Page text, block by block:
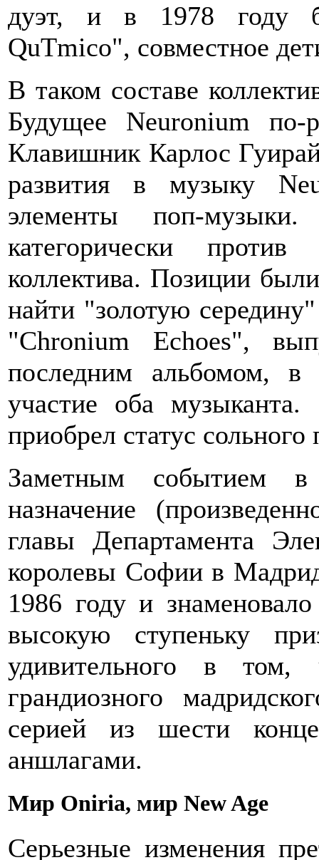
дуэт, и в 1978 году
QuTmico", совместное
В таком составе
Будущее Neuronium по-
Клавишник Карлос
развития в музыку
элементы поп-
категорически
коллектива. Позиции
найти "золотую
"Chronium Echoes",
последним альбомом, в
участие оба
приобрел статус
Заметным событием
назначение
главы Департамента
королевы Софии в
1986 году и
высокую ступеньку
удивительного в
грандиозного
серией из шести
аншлагами.
Мир Oniria, мир New Age
Серьезные изменения